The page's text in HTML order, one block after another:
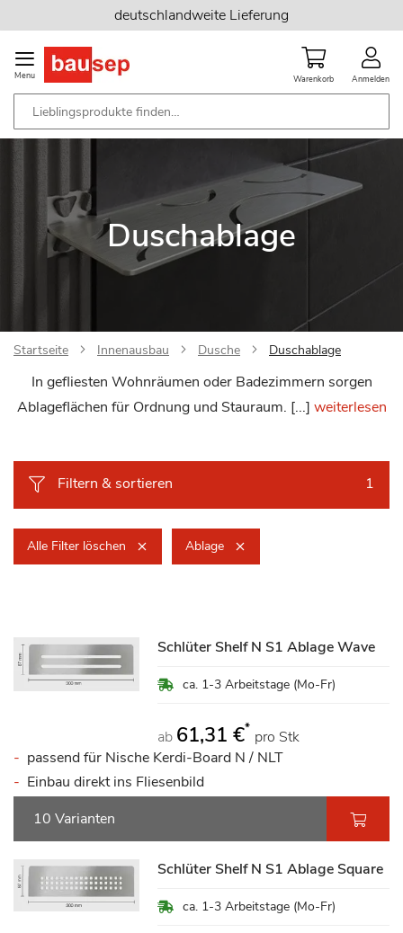
Inhalt
springen
deutschlandweite Lieferung
Menu Warenkorb Anmelden
Duschablage
Startseite Innenausbau Dusche Duschablage
In gefliesten Wohnräumen oder Badezimmern sorgen
Ablageflächen für Ordnung und Stauraum. [...] weiterlesen
Filtern & sortieren 1
Alle Filter löschen Ablage
Schlüter Shelf N S1 Ablage Wave
ca. 1-3 Arbeitstage (Mo-Fr)
ab 61,31 €* pro Stk
passend für Nische Kerdi-Board N / NLT
Einbau direkt ins Fliesenbild
10 Varianten
Schlüter Shelf N S1 Ablage Square
ca. 1-3 Arbeitstage (Mo-Fr)